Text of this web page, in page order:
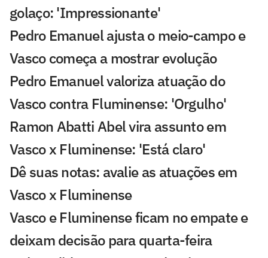
golaço: 'Impressionante'
Pedro Emanuel ajusta o meio-campo e
Vasco começa a mostrar evolução
Pedro Emanuel valoriza atuação do
Vasco contra Fluminense: 'Orgulho'
Ramon Abatti Abel vira assunto em
Vasco x Fluminense: 'Está claro'
Dê suas notas: avalie as atuações em
Vasco x Fluminense
Vasco e Fluminense ficam no empate e
deixam decisão para quarta-feira